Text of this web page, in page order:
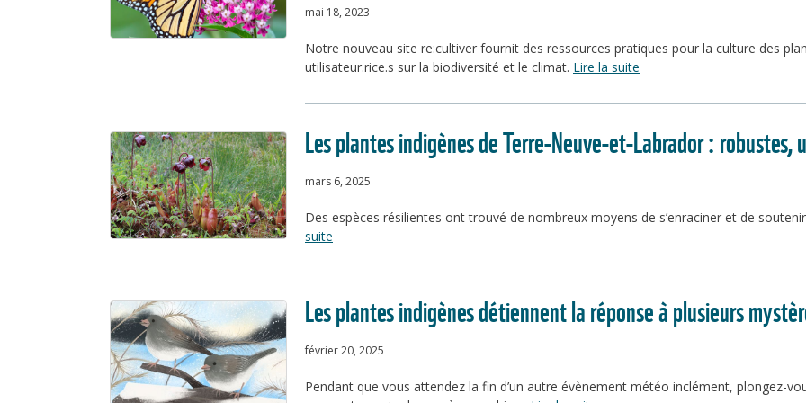
mai 18, 2023
Notre nouveau site re:cultiver fournit des ressources pratiques pour la culture des
utilisateur.rice.s sur la biodiversité et le climat. Lire la suite
Les plantes indigènes de Terre-Neuve-et-Labrador :
mars 6, 2025
Des espèces résilientes ont trouvé de nombreux moyens de s’enraciner et de
suite
Les plantes indigènes détiennent la réponse à plusieurs
février 20, 2025
Pendant que vous attendez la fin d’un autre évènement météo inclément, plongez-